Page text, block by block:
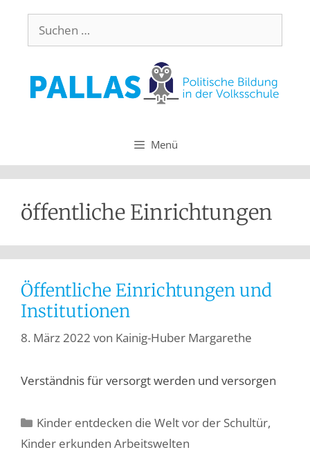
Menü
öffentliche Einrichtungen
Öffentliche Einrichtungen und
Institutionen
8. März 2022 von Kainig-Huber Margarethe
Verständnis für versorgt werden und versorgen
Kinder entdecken die Welt vor der Schultür,
Kinder erkunden Arbeitswelten